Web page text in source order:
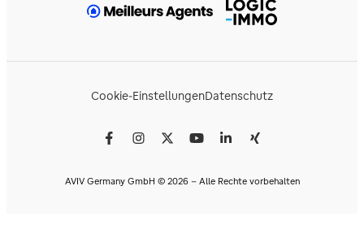
Cookie-EinstellungenDatenschutz
AVIV Germany GmbH © 2026 - Alle Rechte vorbehalten